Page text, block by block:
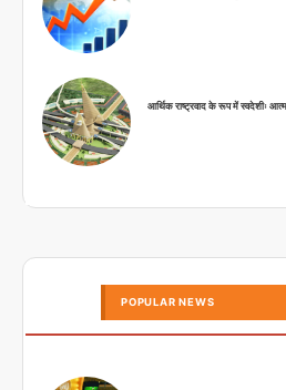
आर्थिक राष्ट्रवाद के रूप में स्वदेशीः
POPULAR NEWS